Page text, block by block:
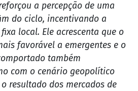
a percepção de uma
do ciclo, incentivando a
local. Ele acrescenta que o
favorável a emergentes e o
também
com o cenário geopolítico
resultado dos mercados de